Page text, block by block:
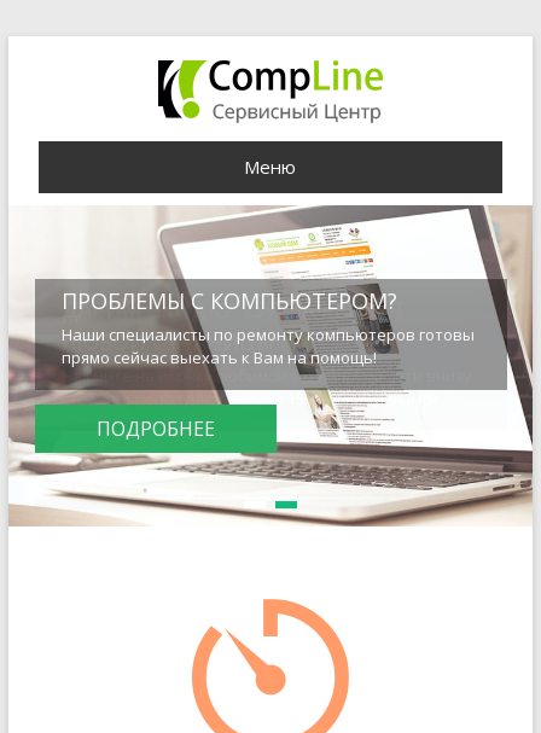
Меню
ПРОБЛЕМЫ С КОМПЬЮТЕРОМ?
Наши специалисты по ремонту компьютеров готовы
прямо сейчас выехать к Вам на помощь!
ПОДРОБНЕЕ